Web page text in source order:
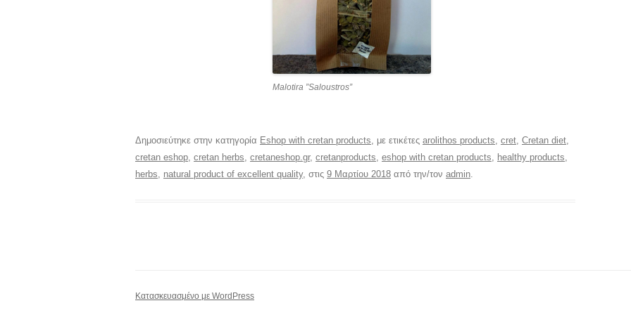
Μalotira ”Saloustros”
Δημοσιεύτηκε στην κατηγορία Eshop with cretan products, με ετικέτες arolithos products, cret, Cretan diet,
cretan eshop, cretan herbs, cretaneshop.gr, cretanproducts, eshop with cretan products, healthy products,
herbs, natural product of excellent quality, στις 9 Μαρτίου 2018 από την/τον admin.
Κατασκευασμένο με WordPress